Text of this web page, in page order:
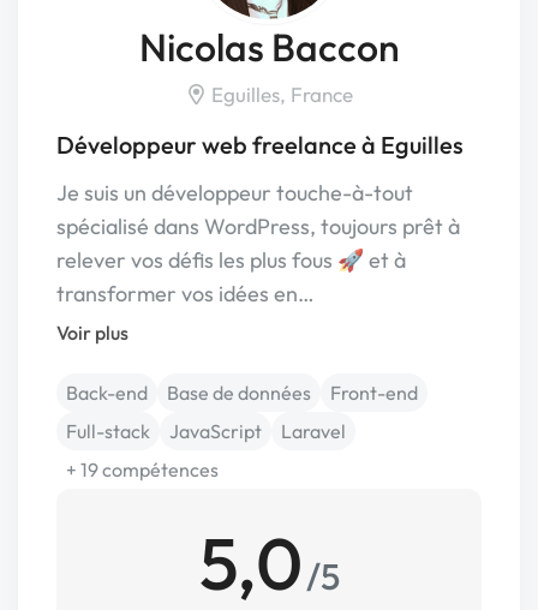
Nicolas Baccon
Eguilles, France
Développeur web freelance à Eguilles
Je suis un développeur touche-à-tout
spécialisé dans WordPress, toujours prêt à
relever vos défis les plus fous 🚀 et à
transformer vos idées en…
Voir plus
Back-end Base de données
Front-end
Full-stack
JavaScript
Laravel
+ 19 compétences
5,0/5